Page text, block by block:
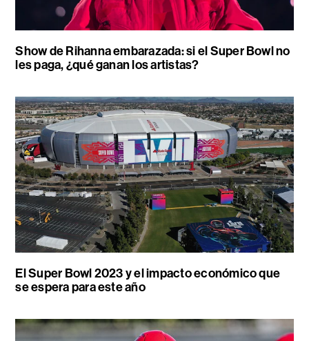
Show de Rihanna embarazada: si el Super Bowl no
les paga, ¿qué ganan los artistas?
El Super Bowl 2023 y el impacto económico que
se espera para este año